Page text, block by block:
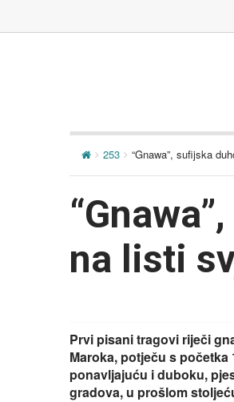
253 “Gnawa”, sufijska
na listi
Prvi pisani tragovi riječi
Maroka, potječu s
ponavljajuću i duboku,
gradova, u prošlom